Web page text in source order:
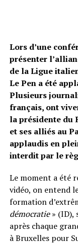
Lors d’une
présenter
de la Ligue
Le Pen a été
Plusieurs
français, ont
la présidente du
et ses alliés au
applaudis en
interdit par le
Le moment a été
vidéo, on entend
formation
démocratie» (ID),
après chaque
à Bruxelles pour